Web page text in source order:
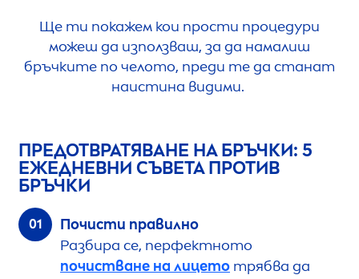
Ще ти покажем кои прости процедури
можеш да използваш, за да намалиш
бръчките по челото, преди те да станат
наистина видими.
ПРЕДОТВРАТЯВАНЕ НА БРЪЧКИ: 5
ЕЖЕДНЕВНИ СЪВЕТА ПРОТИВ
БРЪЧКИ
Почисти правилно
Разбира се, перфектното
почистване на лицето трябва да